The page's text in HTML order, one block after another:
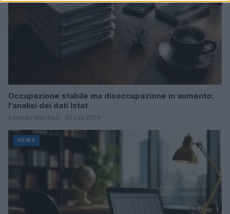
Occupazione stabile ma disoccupazione in aumento:
l’analisi dei dati Istat
Edoardo Marchesi · 30 Lug 2026
NEWS